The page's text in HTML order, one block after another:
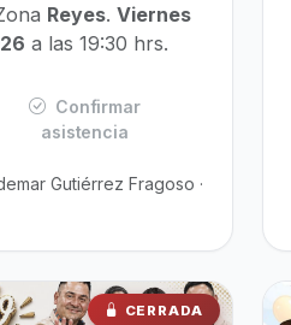
Reyes. Viernes
a las 19:30 hrs.
Confirmar
asistencia
Gutiérrez Fragoso ·
CERRADA